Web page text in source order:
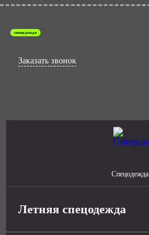
спецодежда
Заказать звонок
Спецодежда
Летняя спецодежда